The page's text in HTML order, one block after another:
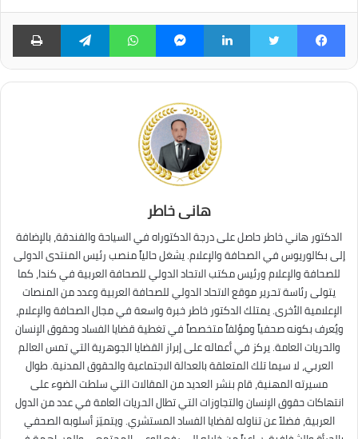
فيسبوك لينكدإن ماسنجر واتساب تيلقرام
هانى خاطر
الدكتور هاني خاطر حاصل على درجة الدكتوراه في السياحة والفندقة، بالإضافة
إلى بكالوريوس في الصحافة والإعلام. يشغل حالياً منصب رئيس المنتدى الدولى
للصحافة والإعلام ورئيس مكتب الاتحاد الدولي للصحافة العربية في كندا، كما
يتولى رئاسة تحرير موقع الاتحاد الدولي للصحافة العربية وعدد من المنصات
الإعلامية الأخرى. يمتلك الدكتور خاطر خبرة واسعة في مجال الصحافة والإعلام،
ويُعرف بكونه صحفياً ومؤلفاً متخصصاً في تغطية قضايا الفساد وحقوق الإنسان
والحريات العامة. يركز في أعماله على إبراز القضايا الجوهرية التي تمس العالم
العربي، لا سيما تلك المتعلقة بالعدالة الاجتماعية والحقوق المدنية. طوال
مسيرته المهنية، قام بنشر العديد من المقالات التي سلطت الضوء على
انتهاكات حقوق الإنسان والتجاوزات التي تطال الحريات العامة في عدد من الدول
العربية، فضلاً عن تناوله لقضايا الفساد المستشري. ويتميّز أسلوبه الصحفي